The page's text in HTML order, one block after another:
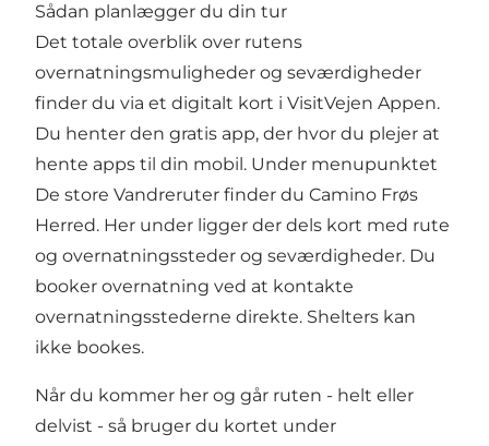
Sådan planlægger du din tur
Det totale overblik over rutens
overnatningsmuligheder og seværdigheder
finder du via et digitalt kort i VisitVejen Appen.
Du henter den gratis app, der hvor du plejer at
hente apps til din mobil. Under menupunktet
De store Vandreruter finder du Camino Frøs
Herred. Her under ligger der dels kort med rute
og overnatningssteder og seværdigheder. Du
booker overnatning ved at kontakte
overnatningsstederne direkte. Shelters kan
ikke bookes.
Når du kommer her og går ruten - helt eller
delvist - så bruger du kortet under